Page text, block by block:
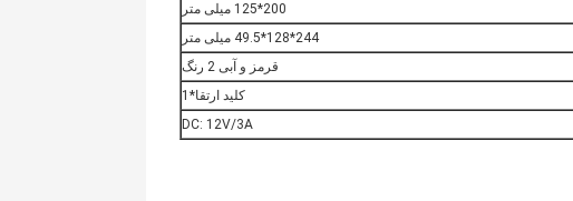
200*125 میلی متر
244*128*49.5 میلی متر
قرمز و آبی 2 رنگ
کلید ارتقا*1
DC: 12V/3A